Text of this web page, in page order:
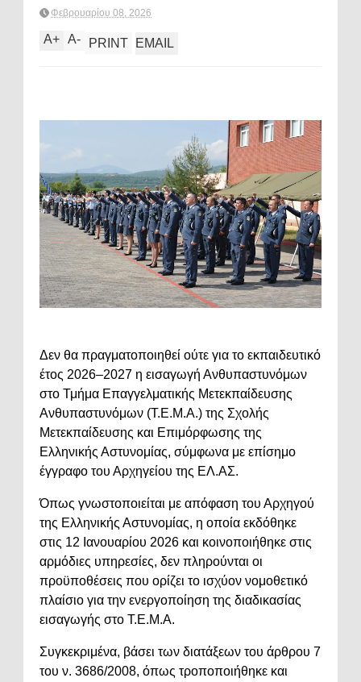
Φεβρουαρίου 08, 2026
A+ A- PRINT EMAIL
Δεν θα πραγματοποιηθεί ούτε για το εκπαιδευτικό
έτος 2026–2027 η εισαγωγή Ανθυπαστυνόμων
στο Τμήμα Επαγγελματικής Μετεκπαίδευσης
Ανθυπαστυνόμων (Τ.Ε.Μ.Α.) της Σχολής
Μετεκπαίδευσης και Επιμόρφωσης της
Ελληνικής Αστυνομίας, σύμφωνα με επίσημο
έγγραφο του Αρχηγείου της ΕΛ.ΑΣ.
Όπως γνωστοποιείται με απόφαση του Αρχηγού
της Ελληνικής Αστυνομίας, η οποία εκδόθηκε
στις 12 Ιανουαρίου 2026 και κοινοποιήθηκε στις
αρμόδιες υπηρεσίες, δεν πληρούνται οι
προϋποθέσεις που ορίζει το ισχύον νομοθετικό
πλαίσιο για την ενεργοποίηση της διαδικασίας
εισαγωγής στο Τ.Ε.Μ.Α.
Συγκεκριμένα, βάσει των διατάξεων του άρθρου 7
του ν. 3686/2008, όπως τροποποιήθηκε και